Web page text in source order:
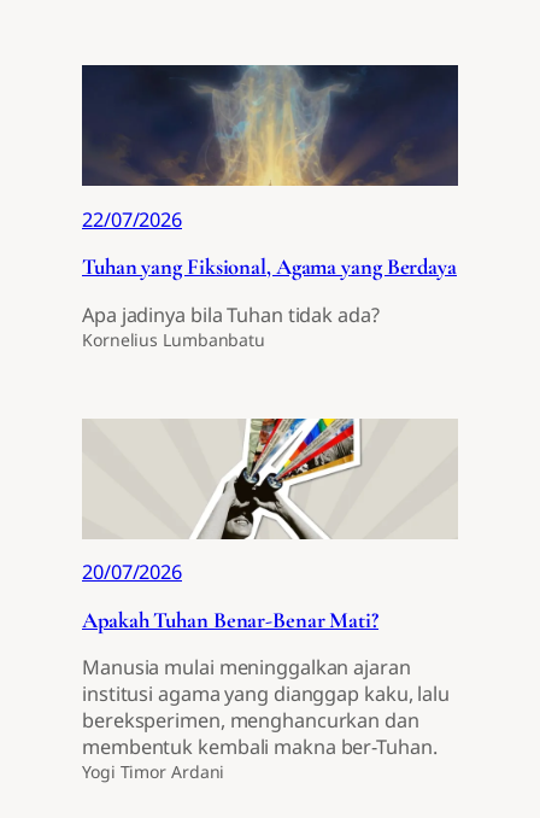
22/07/2026
Tuhan yang Fiksional, Agama yang Berdaya
Apa jadinya bila Tuhan tidak ada?
Kornelius Lumbanbatu
20/07/2026
Apakah Tuhan Benar-Benar Mati?
Manusia mulai meninggalkan ajaran
institusi agama yang dianggap kaku, lalu
bereksperimen, menghancurkan dan
membentuk kembali makna ber-Tuhan.
Yogi Timor Ardani